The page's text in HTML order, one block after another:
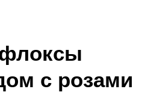
с розами